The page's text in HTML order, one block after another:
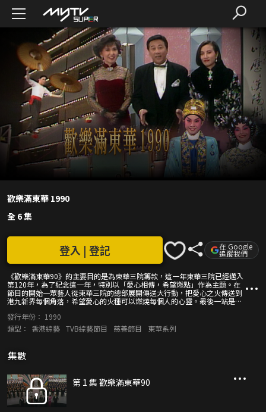
歡樂滿東華 1990
全 6 集
《歡樂滿東華90》的主要目的是為東華三院籌款，這一年東華三院已經邁入
第120年，為了紀念這一年，特別以「愛心相傳，希望燃點」作為主題。在
節目的開始一眾藝人從東華三院的總部展開傳送大行動，把愛心之火傳送到
港九新界每個角落，希望愛心的火種可以燃燒每個人的心靈。最後一站是清
火，也代表節目正式開始。節目開放了60條的捐款熱線，大家除了可以打電
話進來捐款外，也可以透過電話認購在節目中的一些物品。這些物品都是由
各界人士捐出來的，全部都是很有紀念價值的物品。 在當晚的節目中，
些的善款，不管是什麼高難度的事情，他們都會盡力的去完成。確實，不管
有多高難度的表演都難不到他們。像是吳剛的「吃碳」，他成功的把14塊熱
歌星們，除了單單唱歌外，他們也做出一些令人緊張的籌款項目。像是陳百
強，在寒冷的冬天裡，他要以游冬泳為東華三院籌款。而鍾鎮濤會將雙手鎖
起來，在沒有氧氣筒的幫助下潛入水中，然後想辦法解開手上的鎖，之後在
將水中的5束球剪斷。 在戲曲方面，有好幾位表演者是第一次演粵劇，像是
登入 | 登記 在 Google
追蹤我們
發行年份： 1990
類型：
香港綜藝 TVB綜藝節目 慈善節目 東華系列
集數
第 1 集 歡樂滿東華90